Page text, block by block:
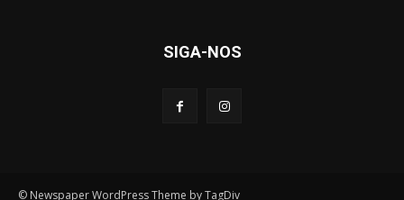
SIGA-NOS
© Newspaper WordPress Theme by TagDiv